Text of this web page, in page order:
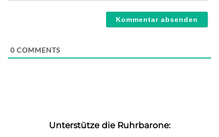
0 COMMENTS
Unterstütze die Ruhrbarone: